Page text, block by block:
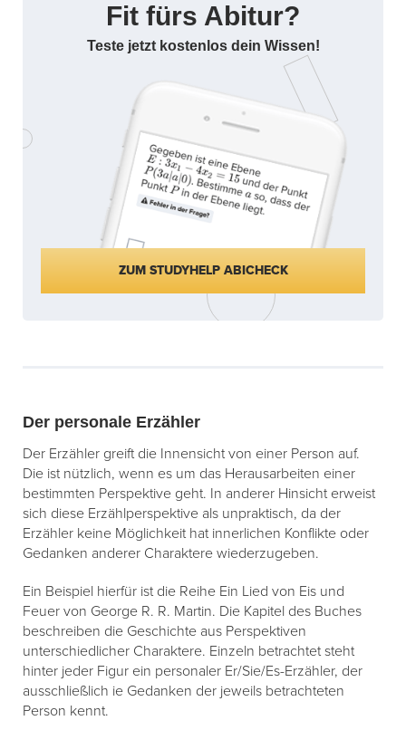
Fit fürs Abitur?
Teste jetzt kostenlos dein Wissen!
ZUM STUDYHELP ABICHECK
Der personale Erzähler
Der Erzähler greift die Innensicht von einer Person auf.
Die ist nützlich, wenn es um das Herausarbeiten einer
bestimmten Perspektive geht. In anderer Hinsicht erweist
sich diese Erzählperspektive als unpraktisch, da der
Erzähler keine Möglichkeit hat innerlichen Konflikte oder
Gedanken anderer Charaktere wiederzugeben.
Ein Beispiel hierfür ist die Reihe Ein Lied von Eis und
Feuer von George R. R. Martin. Die Kapitel des Buches
beschreiben die Geschichte aus Perspektiven
unterschiedlicher Charaktere. Einzeln betrachtet steht
hinter jeder Figur ein personaler Er/Sie/Es-Erzähler, der
ausschließlich ie Gedanken der jeweils betrachteten
Person kennt.